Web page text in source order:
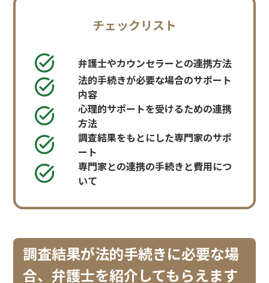
チェックリスト
弁護士やカウンセラーとの連携方法
法的手続きが必要な場合のサポート
内容
心理的サポートを受けるための連携
方法
調査結果をもとにした専門家のサポ
ート
専門家との連携の手続きと費用につ
いて
調査結果が法的手続きに必要な場
合、弁護士を紹介してもらえます